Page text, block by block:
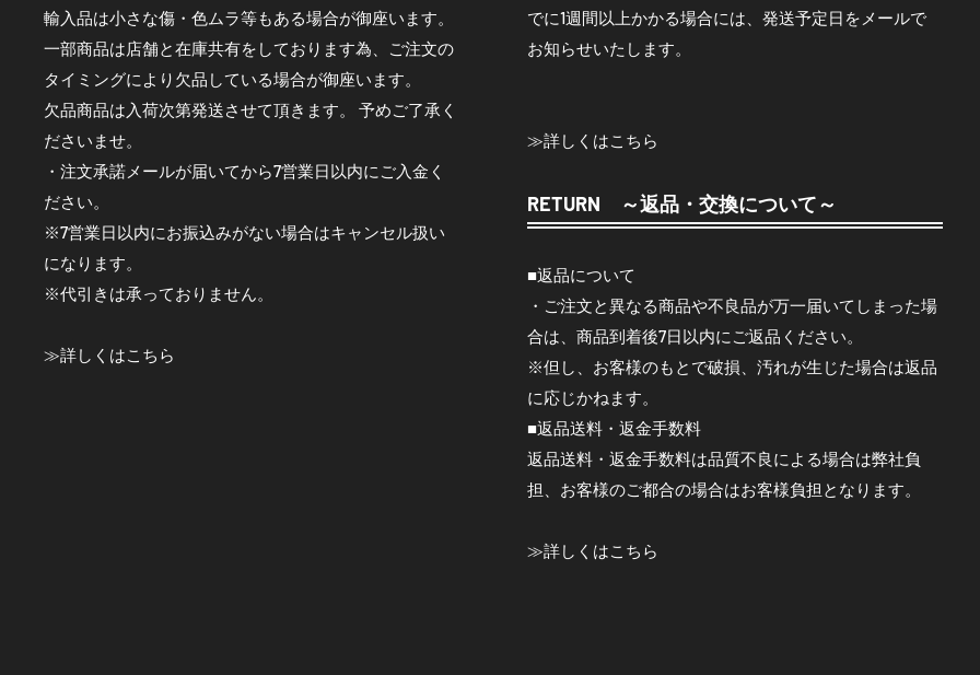
輸入品は小さな傷・色ムラ等もある場合が御座います。
一部商品は店舗と在庫共有をしております為、ご注文の
タイミングにより欠品している場合が御座います。
欠品商品は入荷次第発送させて頂きます。 予めご了承く
ださいませ。
・注文承諾メールが届いてから7営業日以内にご入金く
ださい。
※7営業日以内にお振込みがない場合はキャンセル扱い
になります。
※代引きは承っておりません。
≫詳しくはこちら
でに1週間以上かかる場合には、発送予定日をメールで
お知らせいたします。
≫詳しくはこちら
RETURN ～返品・交換について～
■返品について
・ご注文と異なる商品や不良品が万一届いてしまった場
合は、商品到着後7日以内にご返品ください。
※但し、お客様のもとで破損、汚れが生じた場合は返品
に応じかねます。
■返品送料・返金手数料
返品送料・返金手数料は品質不良による場合は弊社負
担、お客様のご都合の場合はお客様負担となります。
≫詳しくはこちら